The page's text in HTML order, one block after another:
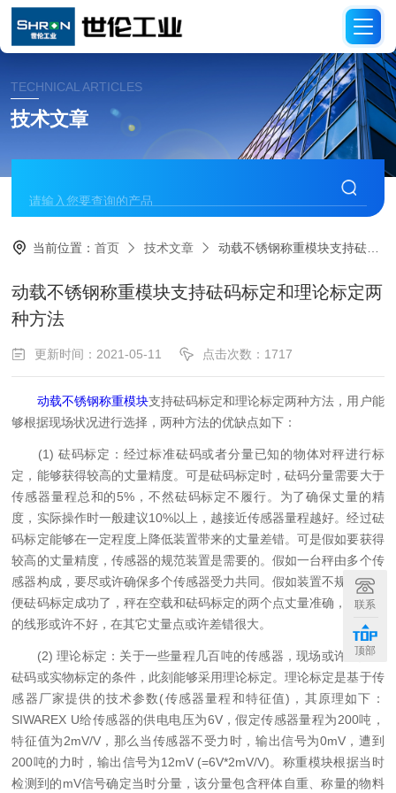
TECHNICAL ARTICLES
技术文章
当前位置：首页 技术文章 动载不锈钢称重模块支持砝码标定和理论标定两种方法
动载不锈钢称重模块支持砝码标定和理论标定两
种方法
更新时间：2021-05-11 点击次数：1717
动载不锈钢称重模块支持砝码标定和理论标定两种方法，用户能
够根据现场状况进行选择，两种方法的优缺点如下：
(1) 砝码标定：经过标准砝码或者分量已知的物体对秤进行标
定，能够获得较高的丈量精度。可是砝码标定时，砝码分量需要大于
传感器量程总和的5%，不然砝码标定不履行。为了确保丈量的精
度，实际操作时一般建议10%以上，越接近传感器量程越好。经过砝
码标定能够在一定程度上降低装置带来的丈量差错。可是假如要获得
较高的丈量精度，传感器的规范装置是需要的。假如一台秤由多个传
感器构成，要尽或许确保多个传感器受力共同。假如装置不规范，即
便砝码标定成功了，秤在空载和砝码标定的两个点丈量准确，可是秤
的线形或许不好，在其它丈量点或许差错很大。
(2) 理论标定：关于一些量程几百吨的传感器，现场或许不具备
砝码或实物标定的条件，此刻能够采用理论标定。理论标定是基于传
感器厂家提供的技术参数(传感器量程和特征值)，其原理如下：
SIWAREX U给传感器的供电电压为6V，假定传感器量程为200吨，
特征值为2mV/V，那么当传感器不受力时，输出信号为0mV，遭到
200吨的力时，输出信号为12mV (=6V*2mV/V)。称重模块根据当时
检测到的mV信号确定当时分量，该分量包含秤体自重、称量的物料
联系
顶部